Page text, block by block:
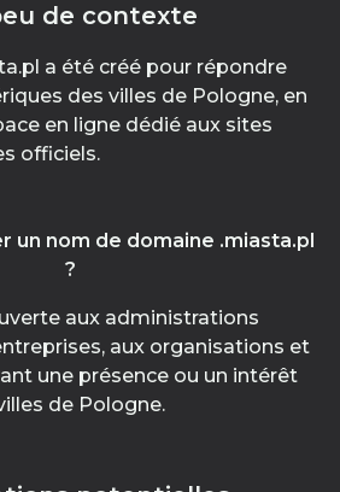
de contexte
a été créé pour répondre
des villes de Pologne, en
en ligne dédié aux sites
officiels.
un nom de domaine .miasta.pl
?
aux administrations
aux organisations et
une présence ou un intérêt
de Pologne.